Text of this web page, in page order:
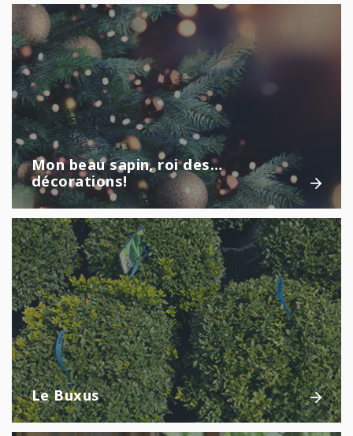
Mon beau sapin, roi des…
décorations!
Le Buxus